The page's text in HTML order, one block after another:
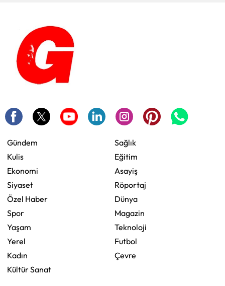
Gündem
Kulis
Ekonomi
Siyaset
Özel Haber
Spor
Yaşam
Yerel
Kadın
Kültür Sanat
Sağlık
Eğitim
Asayiş
Röportaj
Dünya
Magazin
Teknoloji
Futbol
Çevre